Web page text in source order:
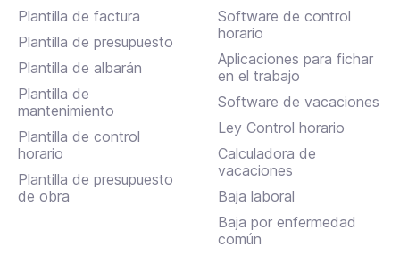
Plantilla de factura
Plantilla de presupuesto
Plantilla de albarán
Plantilla de
mantenimiento
Plantilla de control
horario
Plantilla de presupuesto
de obra
Software de control
horario
Aplicaciones para fichar
en el trabajo
Software de vacaciones
Ley Control horario
Calculadora de
vacaciones
Baja laboral
Baja por enfermedad
común